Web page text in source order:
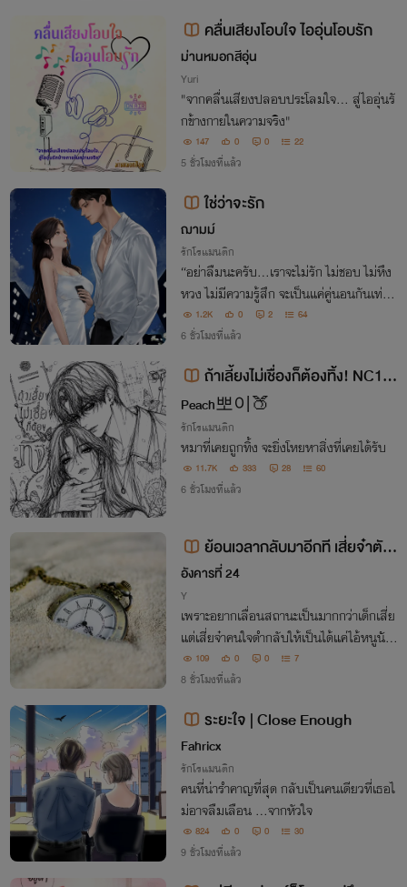
คลื่นเสียงโอบใจ ไออุ่นโอบรัก
ม่านหมอกสีอุ่น
Yuri
"จากคลื่นเสียงปลอบประโลมใจ... สู่ไออุ่นรั
กข้างกายในความจริง"
147 0 0 22
5 ชั่วโมงที่แล้ว
ใช่ว่าจะรัก
ฌามม์
รักโรแมนติก
“อย่าลืมนะครับ…เราจะไม่รัก ไม่ชอบ ไม่หึง
หวง ไม่มีความรู้สึก จะเป็นแค่คู่นอนกันเท่านั้
น ถ้าใครผิดข้อตกลง เรื่องของเราสองคนต้อ
งจบทันที”
1.2K 0 2 64
6 ชั่วโมงที่แล้ว
ถ้าเลี้ยงไม่เชื่องก็ต้องทิ้ง! NC18
+
Peach뽀이🍑
รักโรแมนติก
หมาที่เคยถูกทิ้ง จะยิ่งโหยหาสิ่งที่เคยได้รับ
11.7K 333 28 60
6 ชั่วโมงที่แล้ว
ย้อนเวลากลับมาอีกที เสี่ยจ๋าตัว
ดีก็เปลี่ยนไป?
อังคารที่ 24
Y
เพราะอยากเลื่อนสถานะเป็นมากกว่าเด็กเสี่ย
แต่เสี่ยจ๋าคนใจดำกลับให้เป็นได้แค่ไอ้หนูนัมเ
บอร์วันวิชยุตม์จึงขอลาจากมาเริ่มต้นชีวิตให
ม่ แต่ใครจะไปคิดว่าเขาจะได้เริ่มต้น "ชีวิตใหม
109 0 0 7
8 ชั่วโมงที่แล้ว
ระยะใจ | Close Enough
Fahricx
รักโรแมนติก
คนที่น่ารำคาญที่สุด กลับเป็นคนเดียวที่เธอไ
ม่อาจลืมเลือน ...จากหัวใจ
824 0 0 30
9 ชั่วโมงที่แล้ว